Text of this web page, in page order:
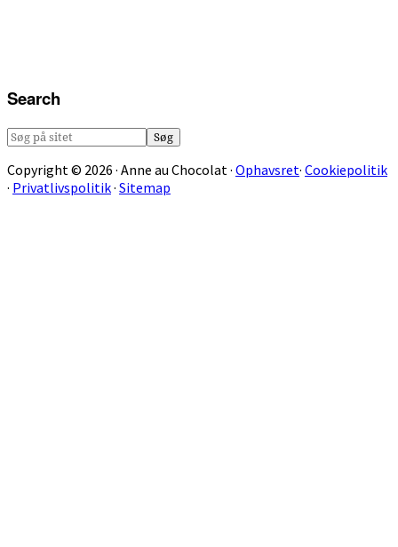
Search
Søg
sitet
Copyright © 2026 · Anne au Chocolat · Ophavsret· Cookiepolitik
· Privatlivspolitik· Sitemap